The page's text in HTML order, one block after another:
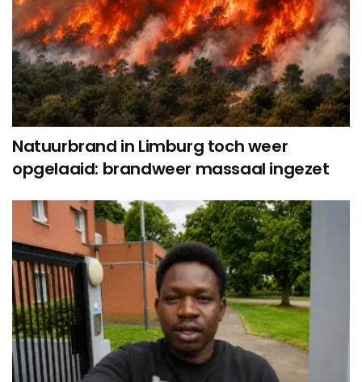
Natuurbrand in Limburg toch weer
opgelaaid: brandweer massaal ingezet